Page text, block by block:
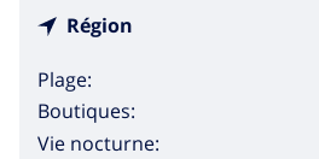
Région
Plage:
Boutiques:
Vie nocturne: